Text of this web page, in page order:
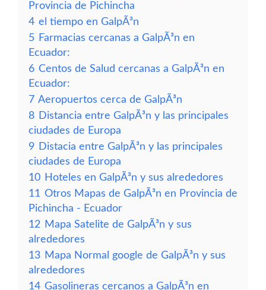
Provincia de Pichincha
4 el tiempo en GalpÃ³n
5 Farmacias cercanas a GalpÃ³n en
Ecuador:
6 Centos de Salud cercanas a GalpÃ³n en
Ecuador:
7 Aeropuertos cerca de GalpÃ³n
8 Distancia entre GalpÃ³n y las principales
ciudades de Europa
9 Distacia entre GalpÃ³n y las principales
ciudades de Europa
10 Hoteles en GalpÃ³n y sus alrededores
11 Otros Mapas de GalpÃ³n en Provincia de
Pichincha - Ecuador
12 Mapa Satelite de GalpÃ³n y sus
alrededores
13 Mapa Normal google de GalpÃ³n y sus
alrededores
14 Gasolineras cercanos a GalpÃ³n en